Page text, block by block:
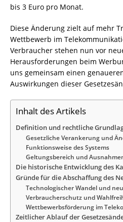
bis 3 Euro pro Monat.
Diese Änderung zielt auf mehr
Wettbewerb im
Verbraucher stehen nun vor
Herausforderungen beim
uns gemeinsam einen
Auswirkungen dieser
Inhalt des Artikels
Definition und rechtliche
Gesetzliche Verankerung und
Funktionsweise des Systems
Geltungsbereich und
Die historische Entwicklung des
Gründe für die Abschaffung des
Technologischer Wandel und
Verbraucherschutz und
Wettbewerbsförderung im
Zeitlicher Ablauf der